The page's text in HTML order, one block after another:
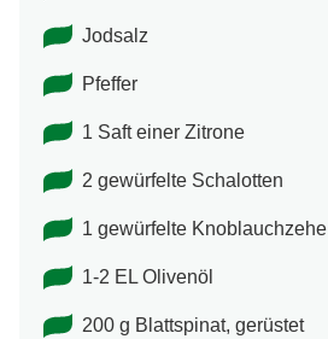
Jodsalz
Pfeffer
1 Saft einer Zitrone
2 gewürfelte Schalotten
1 gewürfelte Knoblauchzehe
1-2 EL Olivenöl
200 g Blattspinat, gerüstet